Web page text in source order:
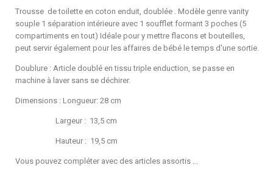
Trousse de toilette en coton enduit, doublée . Modèle genre vanity
souple 1 séparation intérieure avec 1 soufflet formant 3 poches (5
compartiments en tout) Idéale pour y mettre flacons et bouteilles,
peut servir également pour les affaires de bébé le temps d'une sortie.
Doublure : Article doublé en tissu triple enduction, se passe en
machine à laver sans se déchirer.
Dimensions : Longueur: 28 cm
Largeur : 13,5 cm
Hauteur : 19,5 cm
Vous pouvez compléter avec des articles assortis ...